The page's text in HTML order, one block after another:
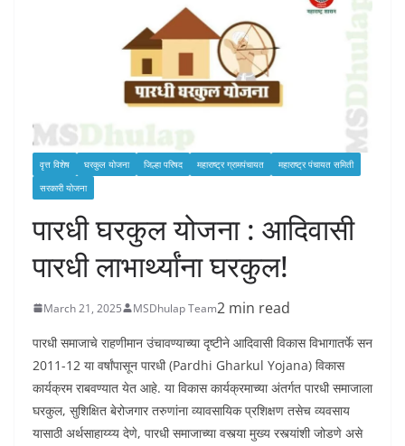
वृत्त विशेष घरकुल योजना जिल्हा परिषद महाराष्ट्र ग्रामपंचायत
महाराष्ट्र पंचायत समिती
सरकारी योजना
पारधी घरकुल योजना : आदिवासी
पारधी लाभार्थ्यांना घरकुल!
March 21, 2025 MSDhulap Team2 min read
पारधी समाजाचे राहणीमान उंचावण्याच्या दृष्टीने आदिवासी विकास विभागातर्फे सन
2011-12 या वर्षांपासून पारधी (Pardhi Gharkul Yojana) विकास
कार्यक्रम राबवण्यात येत आहे. या विकास कार्यक्रमाच्या अंतर्गत पारधी समाजाला
घरकुल, सुशिक्षित बेरोजगार तरुणांना व्यावसायिक प्रशिक्षण तसेच व्यवसाय
यासाठी अर्थसाहाय्य्य देणे, पारधी समाजाच्या वस्त्या मुख्य रस्त्यांशी जोडणे असे